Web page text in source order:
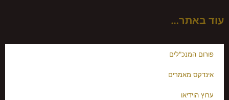
עוד באתר…
פורום המנכ"לים
אינדקס מאמרים
ערוץ הוידיאו